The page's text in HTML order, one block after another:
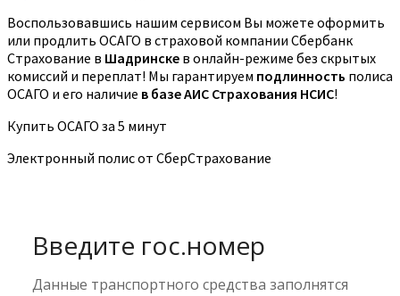
Воспользовавшись нашим сервисом Вы можете оформить
или продлить ОСАГО в страховой компании Сбербанк
Страхование в Шадринске в онлайн-режиме без скрытых
комиссий и переплат! Мы гарантируем подлинность полиса
ОСАГО и его наличие в базе АИС Страхования НСИС!
Купить ОСАГО за 5 минут
Электронный полис от СберСтрахование